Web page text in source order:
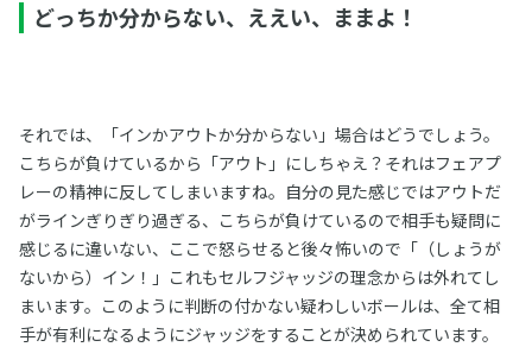
どっちか分からない、ええい、ままよ！
それでは、「インかアウトか分からない」場合はどうでしょう。
こちらが負けているから「アウト」にしちゃえ？それはフェアプ
レーの精神に反してしまいますね。自分の見た感じではアウトだ
がラインぎりぎり過ぎる、こちらが負けているので相手も疑問に
感じるに違いない、ここで怒らせると後々怖いので「（しょうが
ないから）イン！」これもセルフジャッジの理念からは外れてし
まいます。このように判断の付かない疑わしいボールは、全て相
手が有利になるようにジャッジをすることが決められています。